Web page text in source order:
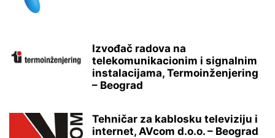
Izvođač radova na
telekomunikacionim i signalnim
instalacijama, Termoinženjering
– Beograd
Tehničar za kablosku televiziju i
internet, AVcom d.o.o. – Beograd